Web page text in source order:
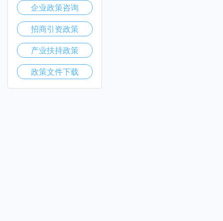
企业政策咨询
招商引资政策
产业扶持政策
政策文件下载